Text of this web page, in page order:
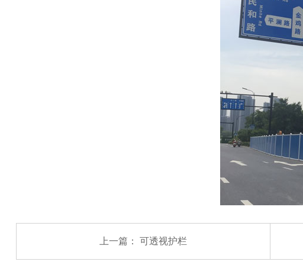
上一篇：可透视护栏